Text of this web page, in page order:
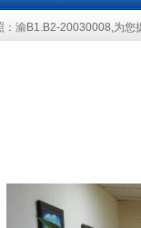
：渝B1.B2-20030008,为您